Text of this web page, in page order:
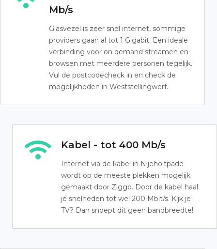
Mb/s
Glasvezel is zeer snel internet, sommige
providers gaan al tot 1 Gigabit. Een ideale
verbinding voor on demand streamen en
browsen met meerdere personen tegelijk.
Vul de postcodecheck in en check de
mogelijkheden in Weststellingwerf.
Kabel - tot 400 Mb/s
Internet via de kabel in Nijeholtpade
wordt op de meeste plekken mogelijk
gemaakt door Ziggo. Door de kabel haal
je snelheden tot wel 200 Mbit/s. Kijk je
TV? Dan snoept dit geen bandbreedte!